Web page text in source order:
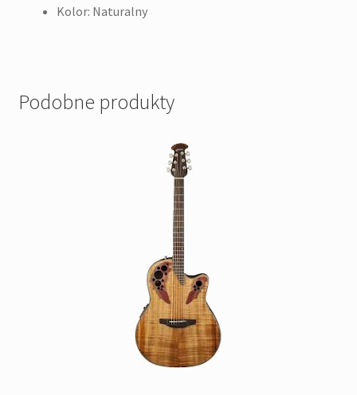
Kolor: Naturalny
Podobne produkty